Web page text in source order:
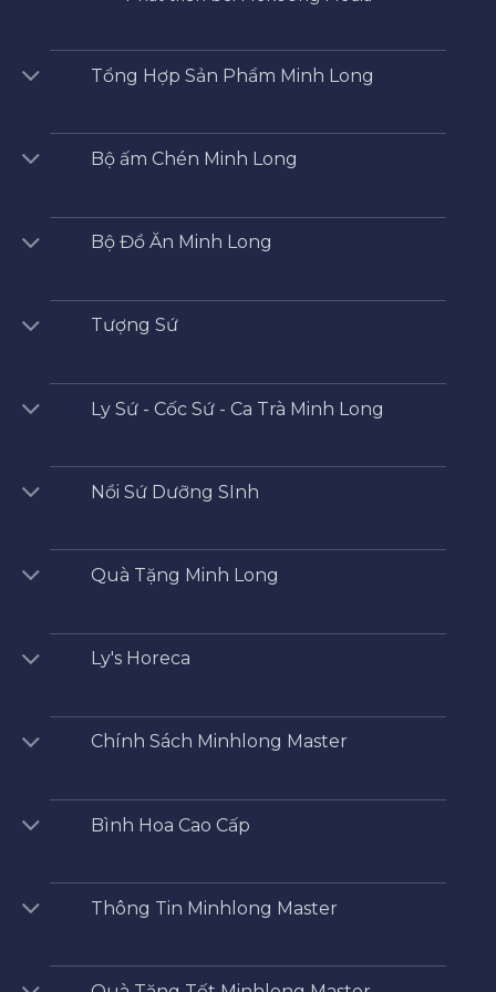
Tổng Hợp Sản Phẩm Minh Long
Bộ ấm Chén Minh Long
Bộ Đồ Ăn Minh Long
Tượng Sứ
Ly Sứ - Cốc Sứ - Ca Trà Minh Long
Nồi Sứ Dưỡng SInh
Quà Tặng Minh Long
Ly's Horeca
Chính Sách Minhlong Master
Bình Hoa Cao Cấp
Thông Tin Minhlong Master